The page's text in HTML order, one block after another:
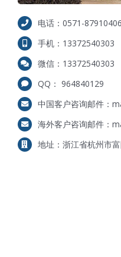
电话：0571-87910406
手机：13372540303
微信：13372540303
QQ： 964840129
中国客户咨询邮件：
海外客户咨询邮件：
地址：浙江省杭州市